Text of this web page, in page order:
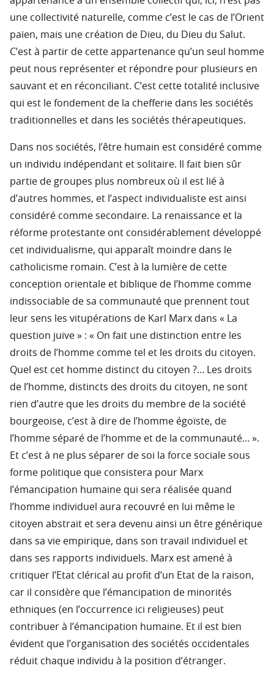
une collectivité naturelle, comme c’est le cas de l’Orient
païen, mais une création de Dieu, du Dieu du Salut.
C’est à partir de cette appartenance qu’un seul homme
peut nous représenter et répondre pour plusieurs en
sauvant et en réconciliant. C’est cette totalité inclusive
qui est le fondement de la chefferie dans les sociétés
traditionnelles et dans les sociétés thérapeutiques.
Dans nos sociétés, l’être humain est considéré comme
un individu indépendant et solitaire. Il fait bien sûr
partie de groupes plus nombreux où il est lié à
d’autres hommes, et l’aspect individualiste est ainsi
considéré comme secondaire. La renaissance et la
réforme protestante ont considérablement développé
cet individualisme, qui apparaît moindre dans le
catholicisme romain. C’est à la lumière de cette
conception orientale et biblique de l’homme comme
indissociable de sa communauté que prennent tout
leur sens les vitupérations de Karl Marx dans « La
question juive » : « On fait une distinction entre les
droits de l’homme comme tel et les droits du citoyen.
Quel est cet homme distinct du citoyen ?… Les droits
de l’homme, distincts des droits du citoyen, ne sont
rien d’autre que les droits du membre de la société
bourgeoise, c’est à dire de l’homme égoïste, de
l’homme séparé de l’homme et de la communauté… ».
Et c’est à ne plus séparer de soi la force sociale sous
forme politique que consistera pour Marx
l’émancipation humaine qui sera réalisée quand
l’homme individuel aura recouvré en lui même le
citoyen abstrait et sera devenu ainsi un être générique
dans sa vie empirique, dans son travail individuel et
dans ses rapports individuels. Marx est amené à
critiquer l’Etat clérical au profit d’un Etat de la raison,
car il considère que l’émancipation de minorités
ethniques (en l’occurrence ici religieuses) peut
contribuer à l’émancipation humaine. Et il est bien
évident que l’organisation des sociétés occidentales
réduit chaque individu à la position d’étranger.